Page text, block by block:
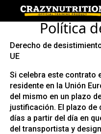
Política
Derecho de
UE
Si celebra este contrato
residente en la Unión
del mismo en un plazo
justificación. El plazo de
días a partir del día en
del transportista y